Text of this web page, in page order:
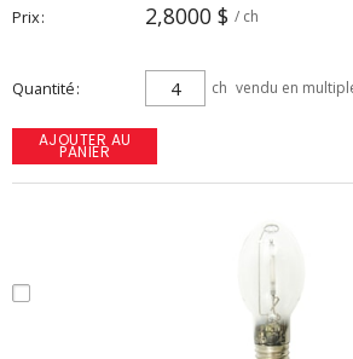
Prix 2,8000 $ / ch
Quantité ch vendu en
AJOUTER AU
PANIER